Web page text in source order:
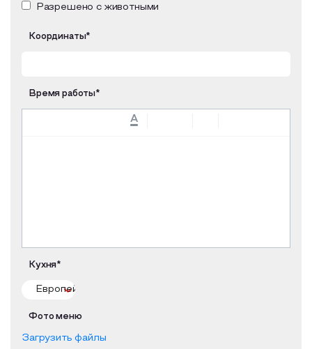
Разрешено с животными
Координаты*
Время работы*
A
Кухня*
Фото меню
Загрузить файлы